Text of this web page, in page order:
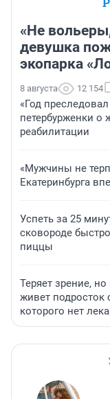
«Не
девушка
экопарка
8 августа 12 154
«Год
петербурженки о
реабилитации
«Мужчины не
Екатеринбурга
Успеть за 25
сковороде
пиццы
Теряет зрение,
живет подросток
которого нет